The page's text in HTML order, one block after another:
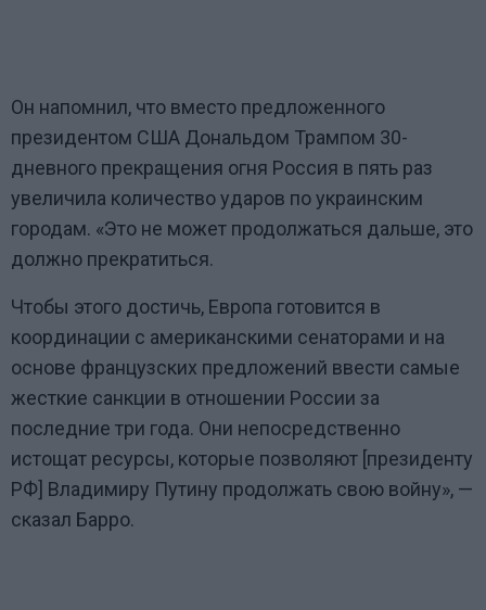
Он напомнил, что вместо предложенного
президентом США Дональдом Трампом 30-
дневного прекращения огня Россия в пять раз
увеличила количество ударов по украинским
городам. «Это не может продолжаться дальше, это
должно прекратиться.
Чтобы этого достичь, Европа готовится в
координации с американскими сенаторами и на
основе французских предложений ввести самые
жесткие санкции в отношении России за
последние три года. Они непосредственно
истощат ресурсы, которые позволяют [президенту
РФ] Владимиру Путину продолжать свою войну», —
сказал Барро.